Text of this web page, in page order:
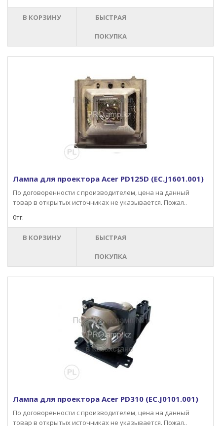
В КОРЗИНУ БЫСТРАЯ
ПОКУПКА
Лампа для проектора Acer PD125D (EC.J1601.001)
По договоренности с производителем, цена на данный
товар в открытых источниках не указывается. Пожал..
0тг.
В КОРЗИНУ БЫСТРАЯ
ПОКУПКА
Лампа для проектора Acer PD310 (EC.J0101.001)
По договоренности с производителем, цена на данный
товар в открытых источниках не указывается. Пожал..